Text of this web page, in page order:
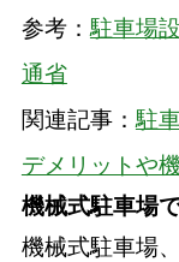
参考：駐車場
通省
関連記事：駐
デメリットや
機械式駐車場
機械式駐車場